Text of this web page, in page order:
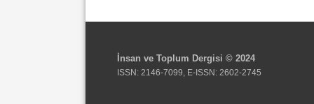
İnsan ve Toplum Dergisi © 2024
ISSN: 2146-7099, E-ISSN: 2602-2745